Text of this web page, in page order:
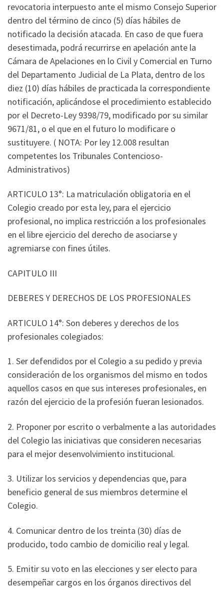
revocatoria interpuesto ante el mismo Consejo Superior
dentro del término de cinco (5) días hábiles de
notificado la decisión atacada. En caso de que fuera
desestimada, podrá recurrirse en apelación ante la
Cámara de Apelaciones en lo Civil y Comercial en Turno
del Departamento Judicial de La Plata, dentro de los
diez (10) días hábiles de practicada la correspondiente
notificación, aplicándose el procedimiento establecido
por el Decreto-Ley 9398/79, modificado por su similar
9671/81, o el que en el futuro lo modificare o
sustituyere. ( NOTA: Por ley 12.008 resultan
competentes los Tribunales Contencioso-
Administrativos)
ARTICULO 13°: La matriculación obligatoria en el
Colegio creado por esta ley, para el ejercicio
profesional, no implica restricción a los profesionales
en el libre ejercicio del derecho de asociarse y
agremiarse con fines útiles.
CAPITULO III
DEBERES Y DERECHOS DE LOS PROFESIONALES
ARTICULO 14°: Son deberes y derechos de los
profesionales colegiados:
1. Ser defendidos por el Colegio a su pedido y previa
consideración de los organismos del mismo en todos
aquellos casos en que sus intereses profesionales, en
razón del ejercicio de la profesión fueran lesionados.
2. Proponer por escrito o verbalmente a las autoridades
del Colegio las iniciativas que consideren necesarias
para el mejor desenvolvimiento institucional.
3. Utilizar los servicios y dependencias que, para
beneficio general de sus miembros determine el
Colegio.
4. Comunicar dentro de los treinta (30) días de
producido, todo cambio de domicilio real y legal.
5. Emitir su voto en las elecciones y ser electo para
desempeñar cargos en los órganos directivos del